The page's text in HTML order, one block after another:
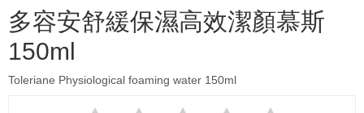
多容安舒緩保濕高效潔顏慕斯
150ml
Toleriane Physiological foaming water 150ml